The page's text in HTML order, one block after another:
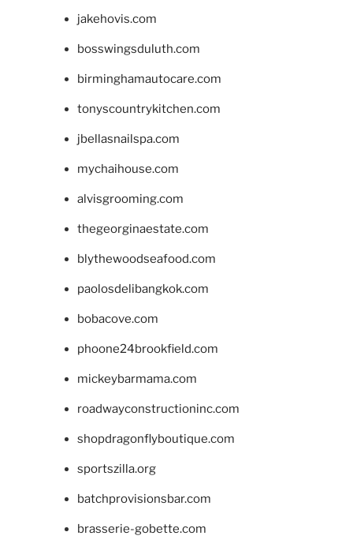
jakehovis.com
bosswingsduluth.com
birminghamautocare.com
tonyscountrykitchen.com
jbellasnailspa.com
mychaihouse.com
alvisgrooming.com
thegeorginaestate.com
blythewoodseafood.com
paolosdelibangkok.com
bobacove.com
phoone24brookfield.com
mickeybarmama.com
roadwayconstructioninc.com
shopdragonflyboutique.com
sportszilla.org
batchprovisionsbar.com
brasserie-gobette.com